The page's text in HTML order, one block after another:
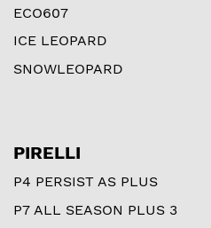
ECO607
ICE LEOPARD
SNOWLEOPARD
PIRELLI
P4 PERSIST AS PLUS
P7 ALL SEASON PLUS 3